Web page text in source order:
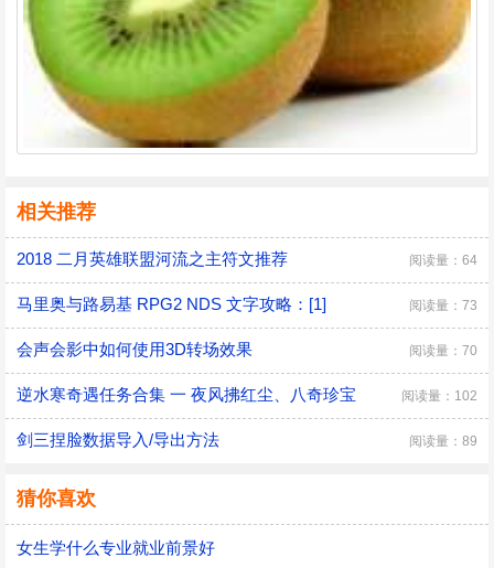
相关推荐
2018 二月英雄联盟河流之主符文推荐 阅读量：64
马里奥与路易基 RPG2 NDS 文字攻略：[1] 阅读量：73
会声会影中如何使用3D转场效果 阅读量：70
逆水寒奇遇任务合集 一 夜风拂红尘、八奇珍宝 阅读量：102
剑三捏脸数据导入/导出方法 阅读量：89
猜你喜欢
女生学什么专业就业前景好